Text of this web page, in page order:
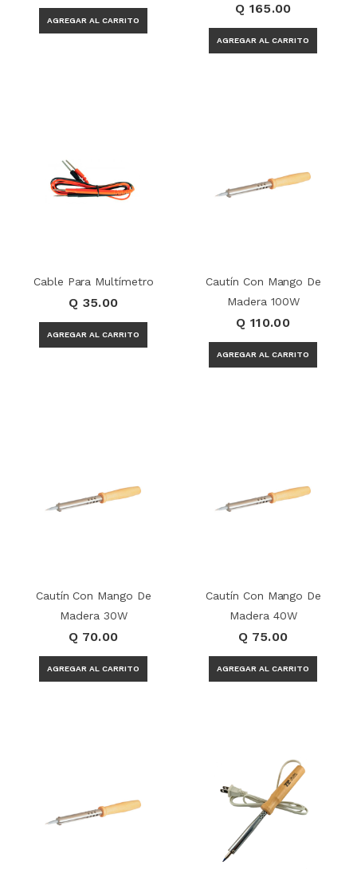
Q 165.00
Cable Para Multímetro
Q 35.00
Cautín Con Mango De
Madera 100W
Q 110.00
Cautín Con Mango De
Madera 30W
Q 70.00
Cautín Con Mango De
Madera 40W
Q 75.00